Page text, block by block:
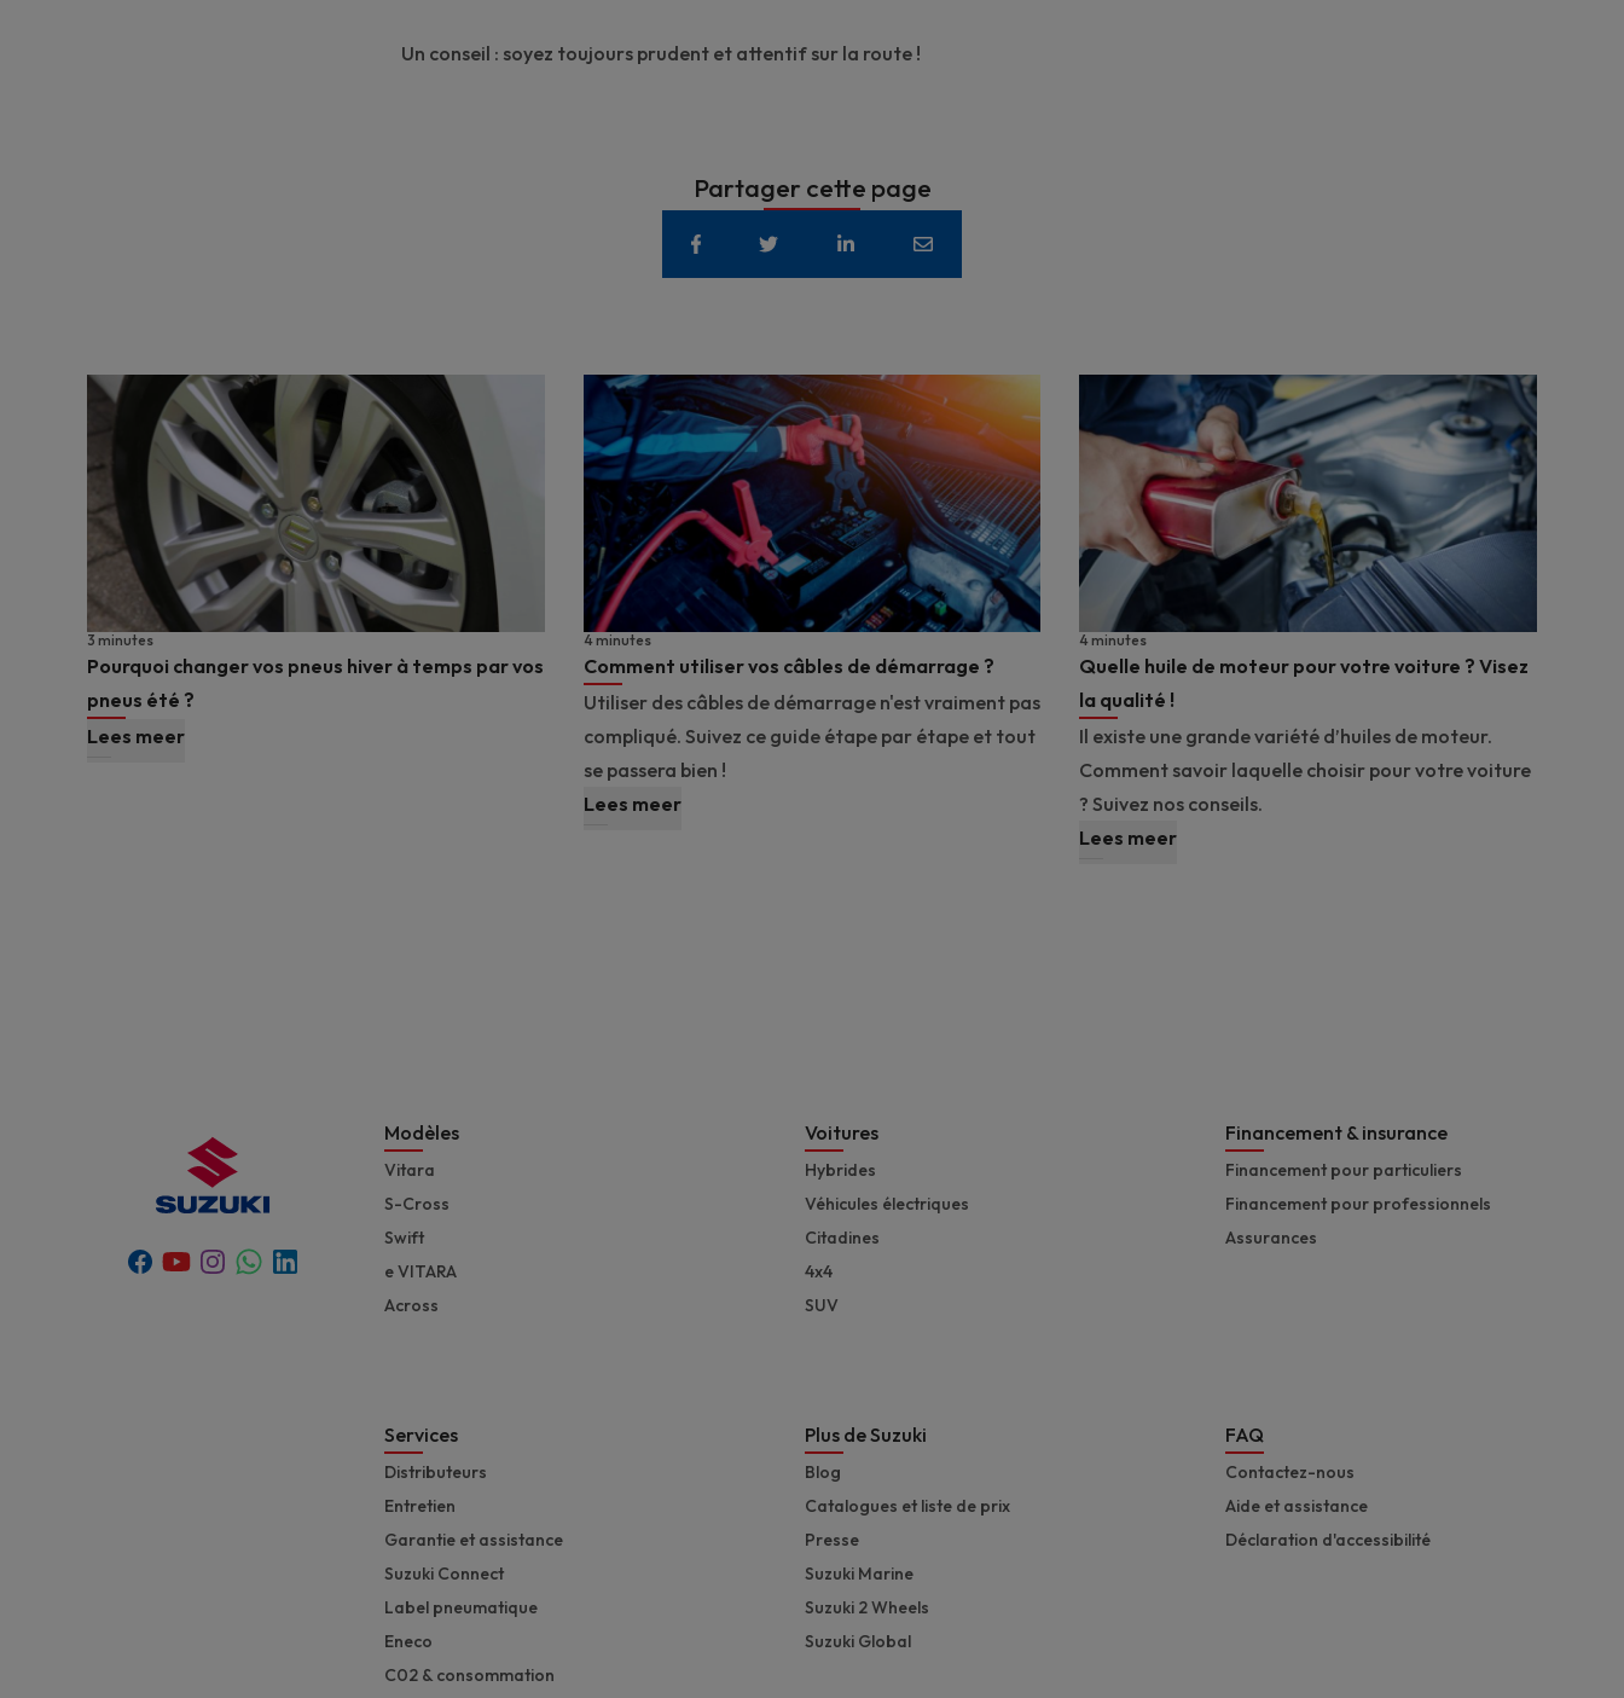
Un conseil : soyez toujours prudent et attentif sur la route !
Partager cette page
Pourquoi changer vos pneus hiver à temps par vos
pneus été ?
3 minutes
Lees meer
Comment utiliser vos câbles de démarrage ?
4 minutes
Utiliser des câbles de démarrage n'est vraiment pas
compliqué. Suivez ce guide étape par étape et tout
se passera bien !
Lees meer
Quelle huile de moteur pour votre voiture ? Visez
la qualité !
4 minutes
Il existe une grande variété d’huiles de moteur.
Comment savoir laquelle choisir pour votre voiture
? Suivez nos conseils.
Lees meer
Facebook
YoutubeInstagram
Whatsapp
Linkedin
Modèles
Vitara
S-Cross
Swift
e VITARA
Across
Voitures
Hybrides
Véhicules électriques
Citadines
4x4
SUV
Financement & insurance
Financement pour particuliers
Financement pour professionnels
Assurances
Services
Distributeurs
Entretien
Garantie et assistance
Suzuki Connect
Label pneumatique
Eneco
C02 & consommation
Plus de Suzuki
Blog
Catalogues et liste de prix
Presse
Suzuki Marine
Suzuki 2 Wheels
Suzuki Global
FAQ
Contactez-nous
Aide et assistance
Déclaration d'accessibilité